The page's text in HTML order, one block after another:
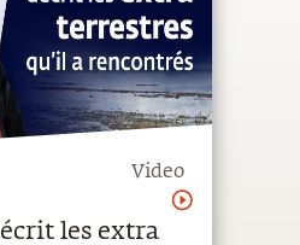
Video
les extra